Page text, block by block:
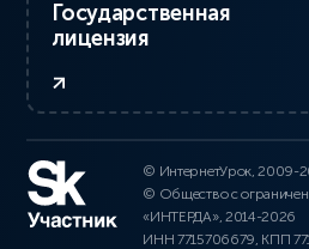
Государственная
лицензия
© ИнтернетУрок, 2009-
© Общество с
«ИНТЕРДА», 2014-2026
ИНН 7715706679, КПП